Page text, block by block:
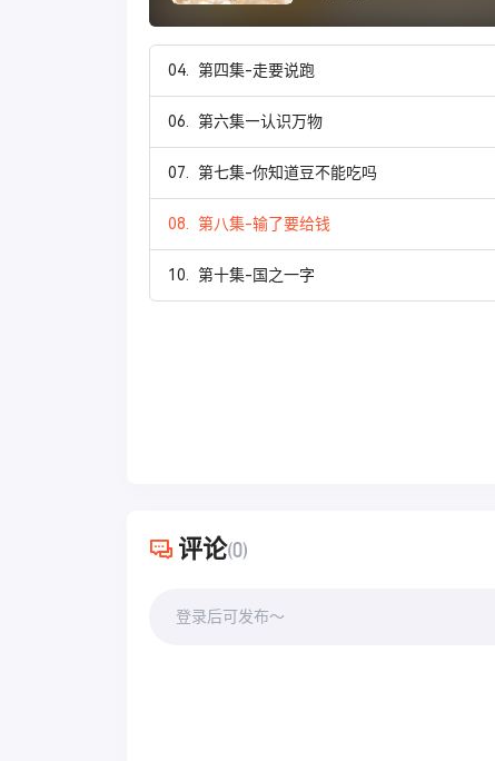
04. 第四集-走要说跑
06. 第六集—认识万物
07. 第七集-你知道豆不能吃吗
08. 第八集-输了要给钱
10. 第十集-国之一字
评论(0)
登录后可发布～